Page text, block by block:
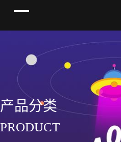
产品分类
PRODUCT